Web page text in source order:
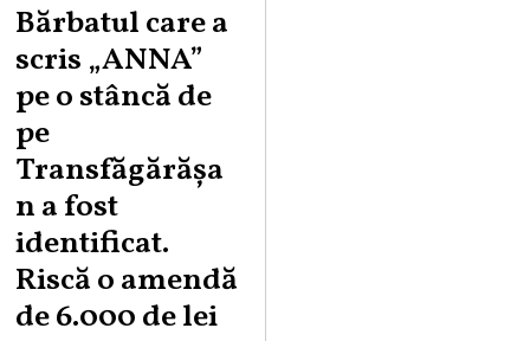
Bărbatul care a
scris „ANNA”
pe o stâncă de
pe
Transfăgărășa
n a fost
identificat.
Riscă o amendă
de 6.000 de lei